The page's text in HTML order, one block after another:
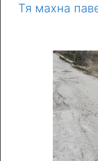
Тя махна